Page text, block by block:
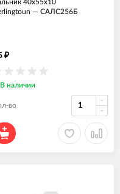
40x55x10
— САЛС256Б
₽
В наличии
во